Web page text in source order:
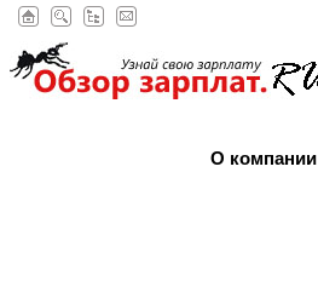
О компании